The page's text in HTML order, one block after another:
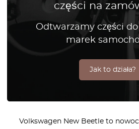
części na
Odtwarzamy części
marek
Jak to działa?
Volkswagen New Beetle to